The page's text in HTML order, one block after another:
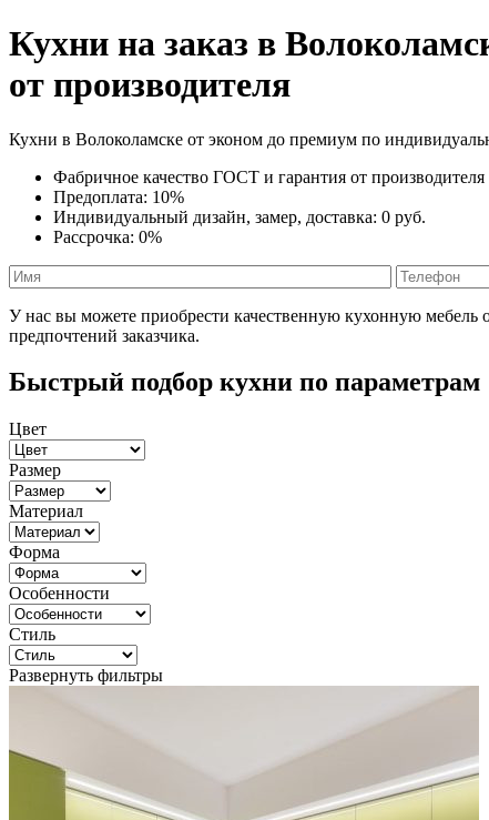
Кухни на заказ в
от производителя
Кухни в Волоколамске от эконом до премиум по
Фабричное качество ГОСТ и гарантия от производителя
Предоплата: 10%
Индивидуальный дизайн, замер, доставка: 0 руб.
Рассрочка: 0%
У нас вы можете приобрести качественную кухонную
предпочтений заказчика.
Быстрый подбор кухни по параметрам
Цвет
Размер
Материал
Форма
Особенности
Стиль
Развернуть фильтры